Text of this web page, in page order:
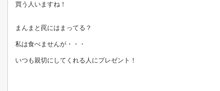
買う人いますね！
まんまと罠にはまってる？
私は食べませんが・・・
いつも親切にしてくれる人にプレゼント！